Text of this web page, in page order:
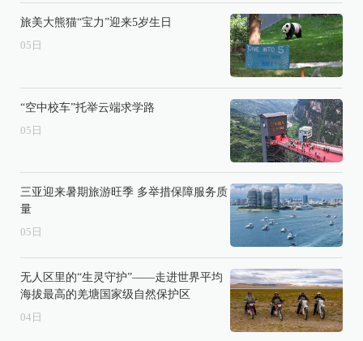
旅美大熊猫“宝力”迎来5岁生日
05 日
“空中校车”托举云端求学路
05 日
三亚迎来暑期旅游旺季 多举措保障服务质
量
05 日
无人区里的“生灵守护”——走进世界平均
海拔最高的羌塘国家级自然保护区
04 日